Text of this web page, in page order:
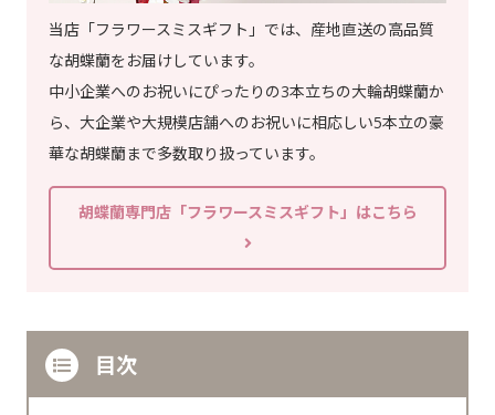
当店「フラワースミスギフト」では、産地直送の高品質
な胡蝶蘭をお届けしています。
中小企業へのお祝いにぴったりの3本立ちの大輪胡蝶蘭か
ら、大企業や大規模店舗へのお祝いに相応しい5本立の豪
華な胡蝶蘭まで多数取り扱っています。
胡蝶蘭専門店「フラワースミスギフト」はこちら
目次